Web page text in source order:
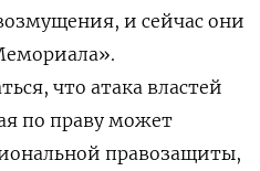
и сейчас они
что атака властей
по праву может
правозащиты,